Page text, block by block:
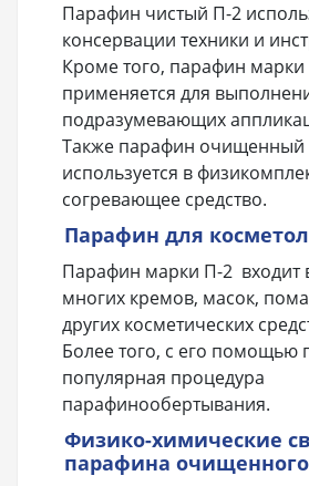
Парафин чистый П-2
консервации техники и
Кроме того, парафин
применяется для
подразумевающих
Также парафин очищенный
используется в
согревающее средство.
Парафин для
Парафин марки П-2 входит
многих кремов, масок,
других косметических
Более того, с его помощью
популярная процедура
парафинообертывания.
Физико-химические
парафина очищенного